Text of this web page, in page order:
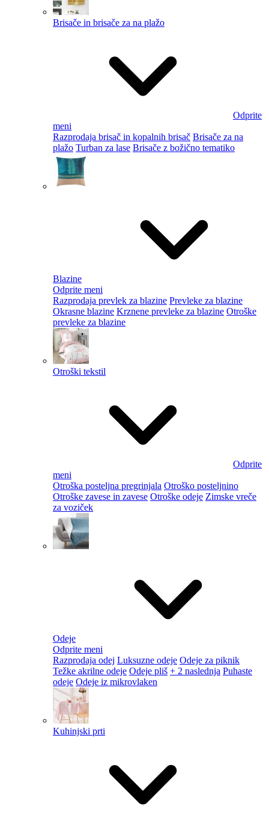
Brisače in brisače za na plažo
Odprite
meni
Razprodaja brisač in kopalnih brisač Brisače za na
plažo Turban za lase Brisače z božično tematiko
Blazine
Odprite meni
Razprodaja prevlek za blazine Prevleke za blazine
Okrasne blazine Krznene prevleke za blazine Otroške
prevleke za blazine
Otroški tekstil
Odprite
meni
Otroška posteljna pregrinjala Otroško posteljnino
Otroške zavese in zavese Otroške odeje Zimske vreče
za voziček
Odeje
Odprite meni
Razprodaja odej Luksuzne odeje Odeje za piknik
Težke akrilne odeje Odeje pliš + 2 naslednja Puhaste
odeje Odeje iz mikrovlaken
Kuhinjski prti